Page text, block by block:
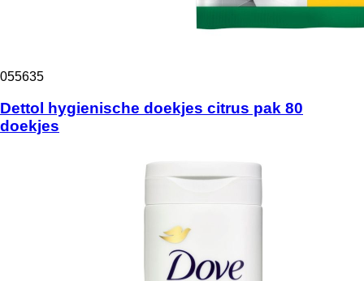
055635
Dettol hygienische doekjes citrus pak 80
doekjes